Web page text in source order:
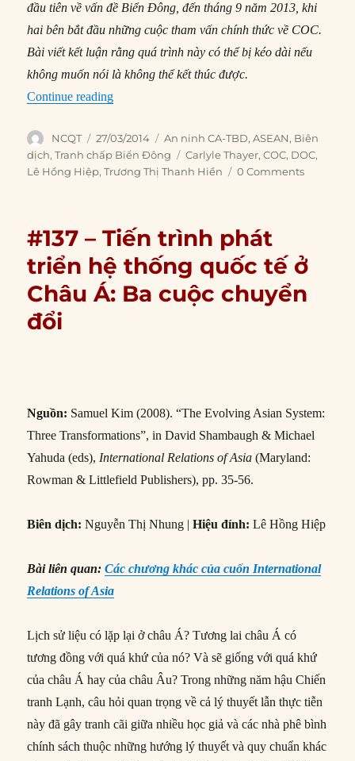
đầu tiên về vấn đề Biển Đông, đến tháng9năm 2013, khi
hai bên bắt đầu những cuộc tham vấn chính thức về COC.
Bài viết kết luận rằng quá trình này có thể bị kéo dài nếu
không muốn nói là không thể kết thúc được.
Continue reading“#138 – ASEAN, Trung Quốc và Bộ quy tắc
Author
NCQT
Posted
on
27/03/2014 Categories
An ninh CA-TBD,ASEAN, Biên
dịch,Tranh chấp Biển Đông Tags
Carlyle Thayer,COC, DOC,
Lê Hồng Hiệp,Trương Thị Thanh Hiền 0 Comments
#137 – Tiến trình phát
triển hệ thống quốc tế ở
Châu Á: Ba cuộc chuyển
đổi
Nguồn: Samuel Kim (2008). “The Evolving Asian System:
Three Transformations”, in David Shambaugh & Michael
Yahuda (eds), International Relations of Asia (Maryland:
Rowman & Littlefield Publishers), pp. 35-56.
Biên dịch: Nguyễn Thị Nhung |Hiệu đính: Lê Hồng Hiệp
Bài liên quan:Các chương khác của cuốn International
Relations of Asia
Lịch sử liệu có lặp lại ở châu Á? Tương lai châu Á có
tương đồng với quá khứ của nó? Và sẽ giống với quá khứ
của châu Á hay của châu Âu? Trong những năm hậu Chiến
tranh Lạnh, câu hỏi quan trọng về cả lý thuyết lẫn thực tiễn
này đã gây tranh cãi giữa nhiều học giả và các nhà phê bình
chính sách thuộc những hướng lý thuyết và quy chuẩn khác